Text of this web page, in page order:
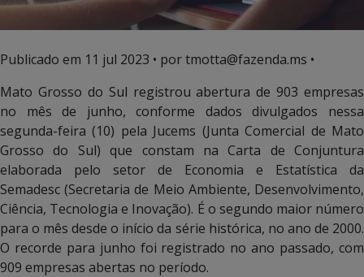
Publicado em 11 jul 2023 • por tmotta@fazenda.ms •
Mato Grosso do Sul registrou abertura de 903 empresas
no mês de junho, conforme dados divulgados nessa
segunda-feira (10) pela Jucems (Junta Comercial de Mato
Grosso do Sul) que constam na Carta de Conjuntura
elaborada pelo setor de Economia e Estatística da
Semadesc (Secretaria de Meio Ambiente, Desenvolvimento,
Ciência, Tecnologia e Inovação). É o segundo maior número
para o mês desde o início da série histórica, no ano de 2000.
O recorde para junho foi registrado no ano passado, com
909 empresas abertas no período.